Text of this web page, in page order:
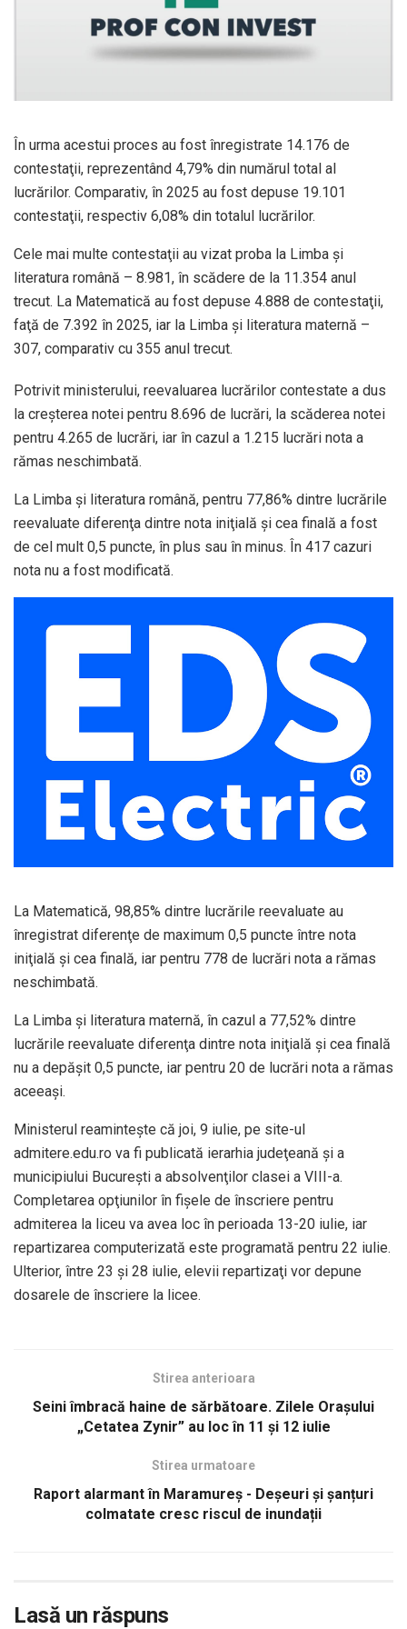
În urma acestui proces au fost înregistrate 14.176 de
contestaţii, reprezentând 4,79% din numărul total al
lucrărilor. Comparativ, în 2025 au fost depuse 19.101
contestaţii, respectiv 6,08% din totalul lucrărilor.
Cele mai multe contestaţii au vizat proba la Limba şi
literatura română – 8.981, în scădere de la 11.354 anul
trecut. La Matematică au fost depuse 4.888 de contestaţii,
faţă de 7.392 în 2025, iar la Limba şi literatura maternă –
307, comparativ cu 355 anul trecut.
Potrivit ministerului, reevaluarea lucrărilor contestate a dus
la creşterea notei pentru 8.696 de lucrări, la scăderea notei
pentru 4.265 de lucrări, iar în cazul a 1.215 lucrări nota a
rămas neschimbată.
La Limba şi literatura română, pentru 77,86% dintre lucrările
reevaluate diferenţa dintre nota iniţială şi cea finală a fost
de cel mult 0,5 puncte, în plus sau în minus. În 417 cazuri
nota nu a fost modificată.
La Matematică, 98,85% dintre lucrările reevaluate au
înregistrat diferenţe de maximum 0,5 puncte între nota
iniţială şi cea finală, iar pentru 778 de lucrări nota a rămas
neschimbată.
La Limba şi literatura maternă, în cazul a 77,52% dintre
lucrările reevaluate diferenţa dintre nota iniţială şi cea finală
nu a depăşit 0,5 puncte, iar pentru 20 de lucrări nota a rămas
aceeaşi.
Ministerul reaminteşte că joi, 9 iulie, pe site-ul
admitere.edu.ro va fi publicată ierarhia judeţeană şi a
municipiului Bucureşti a absolvenţilor clasei a VIII-a.
Completarea opţiunilor în fişele de înscriere pentru
admiterea la liceu va avea loc în perioada 13-20 iulie, iar
repartizarea computerizată este programată pentru 22 iulie.
Ulterior, între 23 şi 28 iulie, elevii repartizaţi vor depune
dosarele de înscriere la licee.
Stirea anterioara
Seini îmbracă haine de sărbătoare. Zilele Orașului
„Cetatea Zynir” au loc în 11 și 12 iulie
Stirea urmatoare
Raport alarmant în Maramureș - Deșeuri și șanțuri
colmatate cresc riscul de inundații
Lasă un răspuns